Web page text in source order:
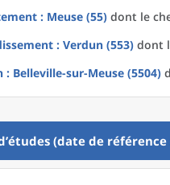
: Meuse (55) dont le
: Verdun (553) dont
: Belleville-sur-Meuse (5504)
(date de